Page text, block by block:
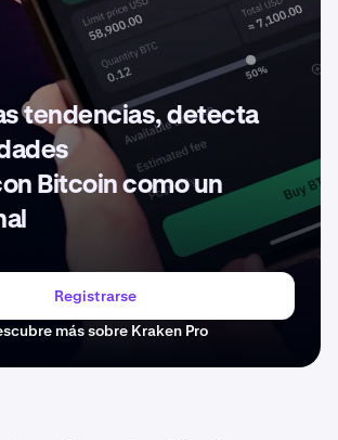
tendencias, detecta
Bitcoin como un
Registrarse
más sobre Kraken Pro